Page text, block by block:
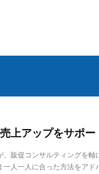
上アップをサポー
販促コンサルティングを軸
人一人に合った方法をアド